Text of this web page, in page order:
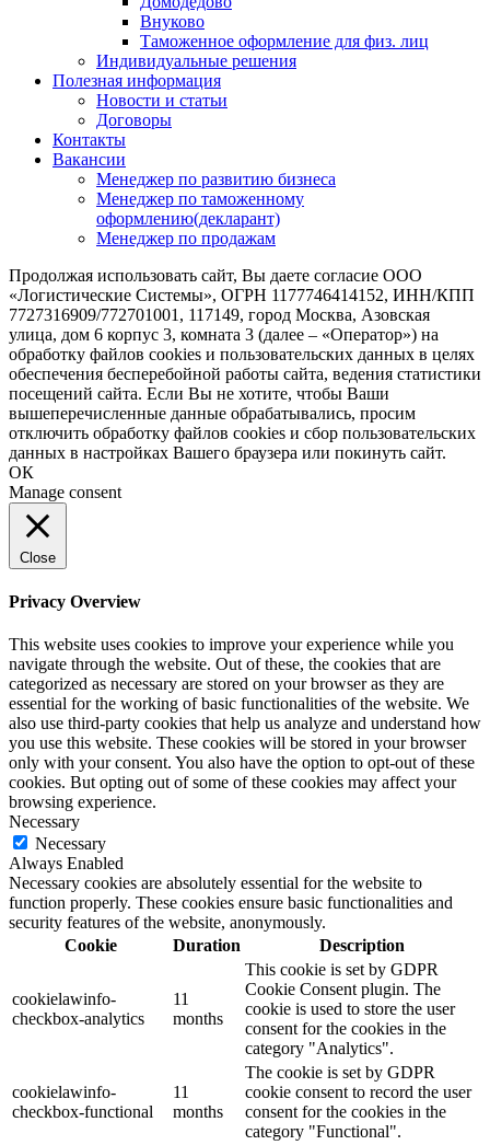
Внуково
Таможенное оформление для физ. лиц
Индивидуальные решения
Полезная информация
Новости и статьи
Договоры
Контакты
Вакансии
Менеджер по развитию бизнеса
Менеджер по таможенному
оформлению(декларант)
Менеджер по продажам
Продолжая использовать сайт, Вы даете согласие ООО
«Логистические Системы», ОГРН 1177746414152, ИНН/КПП
7727316909/772701001, 117149, город Москва, Азовская
улица, дом 6 корпус 3, комната 3 (далее – «Оператор») на
обработку файлов cookies и пользовательских данных в целях
обеспечения бесперебойной работы сайта, ведения статистики
посещений сайта. Если Вы не хотите, чтобы Ваши
вышеперечисленные данные обрабатывались, просим
отключить обработку файлов cookies и сбор пользовательских
данных в настройках Вашего браузера или покинуть сайт.
ОК
Manage consent
Close
Privacy Overview
This website uses cookies to improve your experience while you
navigate through the website. Out of these, the cookies that are
categorized as necessary are stored on your browser as they are
essential for the working of basic functionalities of the website. We
also use third-party cookies that help us analyze and understand how
you use this website. These cookies will be stored in your browser
only with your consent. You also have the option to opt-out of these
cookies. But opting out of some of these cookies may affect your
browsing experience.
Necessary
Necessary
Always Enabled
Necessary cookies are absolutely essential for the website to
function properly. These cookies ensure basic functionalities and
security features of the website, anonymously.
Cookie
Duration Description
cookielawinfo-
checkbox-analytics
11
months
This cookie is set by GDPR
Cookie Consent plugin. The
cookie is used to store the user
consent for the cookies in the
category "Analytics".
cookielawinfo-
checkbox-functional
11
months
The cookie is set by GDPR
cookie consent to record the user
consent for the cookies in the
category "Functional".